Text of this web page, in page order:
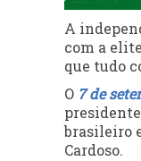
A
com a
que tudo
O 7 de
brasileiro
Cardoso.